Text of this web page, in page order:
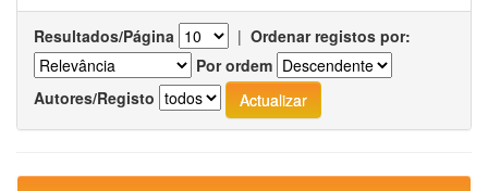
Resultados/Página | Ordenar registos por:
Por ordem
Autores/Registo